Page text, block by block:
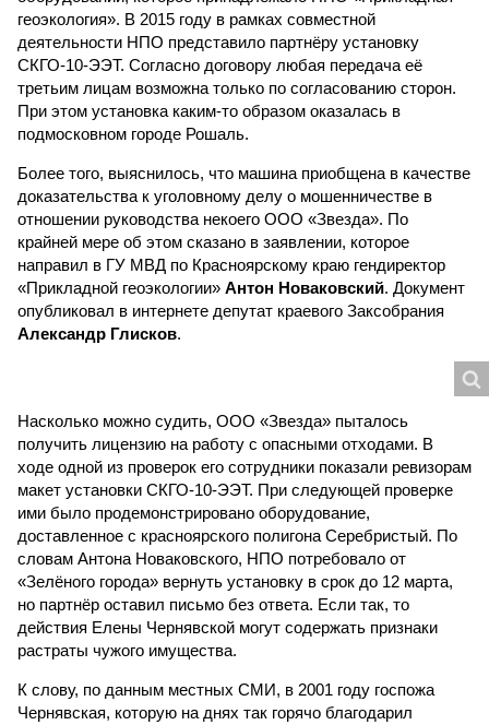
геоэкология». В 2015 году в рамках совместной
деятельности НПО представило партнёру установку
СКГО-10-ЭЭТ. Согласно договору любая передача её
третьим лицам возможна только по согласованию сторон.
При этом установка каким-то образом оказалась в
подмосковном городе Рошаль.
Более того, выяснилось, что машина приобщена в качестве
доказательства к уголовному делу о мошенничестве в
отношении руководства некоего ООО «Звезда». По
крайней мере об этом сказано в заявлении, которое
направил в ГУ МВД по Красноярскому краю гендиректор
«Прикладной геоэкологии» Антон Новаковский. Документ
опубликовал в интернете депутат краевого Заксобрания
Александр Глисков.
Насколько можно судить, ООО «Звезда» пыталось
получить лицензию на работу с опасными отходами. В
ходе одной из проверок его сотрудники показали ревизорам
макет установки СКГО-10-ЭЭТ. При следующей проверке
ими было продемонстрировано оборудование,
доставленное с красноярского полигона Серебристый. По
словам Антона Новаковского, НПО потребовало от
«Зелёного города» вернуть установку в срок до 12 марта,
но партнёр оставил письмо без ответа. Если так, то
действия Елены Чернявской могут содержать признаки
растраты чужого имущества.
К слову, по данным местных СМИ, в 2001 году госпожа
Чернявская, которую на днях так горячо благодарил